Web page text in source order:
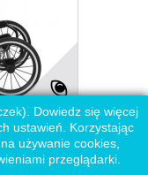
gondola...
Dowiedz się więcej
ustawień. Korzystając
używanie cookies,
przeglądarki.